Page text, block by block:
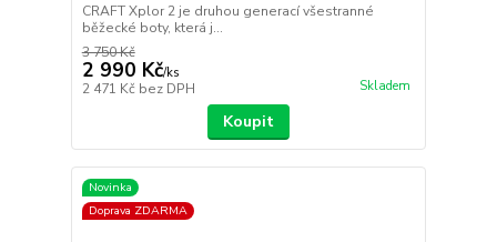
CRAFT Xplor 2 je druhou generací všestranné
běžecké boty, která j...
3 750 Kč
2 990 Kč/ks
2 471 Kč bez DPH Skladem
Koupit
Novinka
Doprava ZDARMA